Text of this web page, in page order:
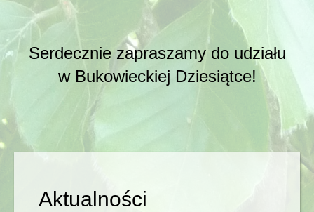
Serdecznie zapraszamy do udziału
w Bukowieckiej Dziesiątce!
Aktualności